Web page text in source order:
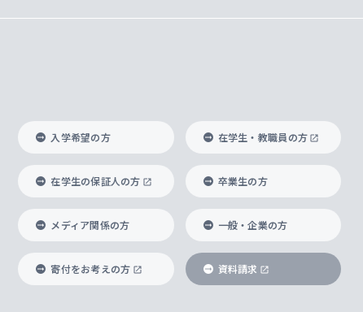
入学希望の方 在学生・教職員の方
在学生の保証人の方 卒業生の方
メディア関係の方 一般・企業の方
寄付をお考えの方 資料請求